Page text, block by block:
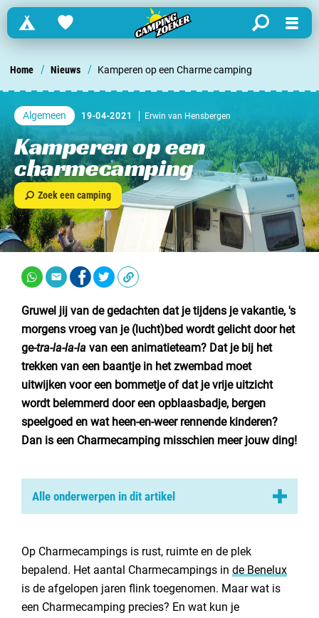
Campings Favorites search Menu
Zoek een camping in ...
Begië
Luxemburg
Frankrijk
Zwitserland
informatie over …
Nederland
België
Luxemburg
Frankrijk
Nieuws / blog
Over Campingzoeker
Meld mijn camping aan
Home / Nieuws / Kamperen op een Charme camping
Algemeen 19-04-2021 Erwin van Hensbergen
Kamperen op een
charmecamping
Zoek een camping
Gruwel jij van de gedachten dat je tijdens je vakantie, 's
morgens vroeg van je (lucht)bed wordt gelicht door het
ge-tra-la-la-la van een animatieteam? Dat je bij het
trekken van een baantje in het zwembad moet
uitwijken voor een bommetje of dat je vrije uitzicht
wordt belemmerd door een opblaasbadje, bergen
speelgoed en wat heen-en-weer rennende kinderen?
Dan is een Charmecamping misschien meer jouw ding!
Alle onderwerpen in dit artikel
Waarom kies je voor een charmecamping?
Op Charmecampings is rust, ruimte en de plek
bepalend. Het aantal Charmecampings in de Benelux
is de afgelopen jaren flink toegenomen. Maar wat is
een Charmecamping precies? En wat kun je